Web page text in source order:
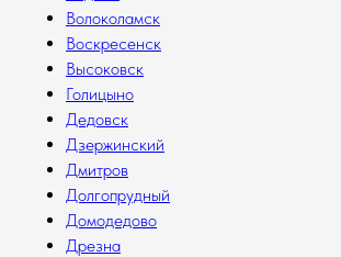
Волоколамск
Воскресенск
Высоковск
Голицыно
Дедовск
Дзержинский
Дмитров
Долгопрудный
Домодедово
Дрезна